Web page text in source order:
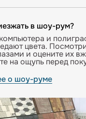
в шоу-рум?
и
цвета.
и оцените их
на ощупь перед
о шоу-руме